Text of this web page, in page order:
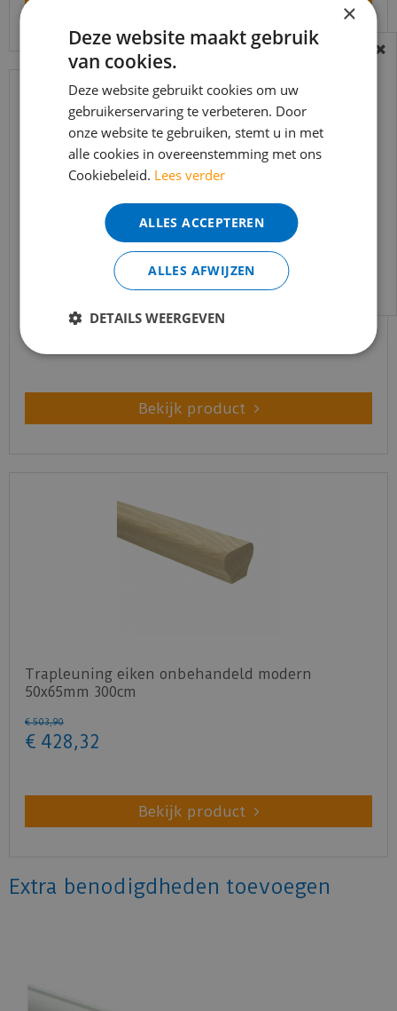
Trapleuning eik onbehandeld sleutelgat
40x60mm 350cm
€
Bekijk product
Trapleuning eiken onbehandeld modern
50x65mm 300cm
€ 503,90
€ 428,32
Bekijk product
Extra benodigdheden toevoegen
BEREIKBAARHEID
In verband met de vakantie periode zijn wij
t/m 14 augustus telefonisch helaas niet
bereikbaar.
Bestelling worden uiteraard verwerkt
echter iets minder snel dan wat je van ons
gewend bent.
Voor vragen kan je ons bereiken via
info@merkvloerenwinkel.nl
×
Deze website maakt gebruik
van cookies.
Deze website gebruikt cookies om uw
gebruikerservaring te verbeteren. Door
onze website te gebruiken, stemt u in met
alle cookies in overeenstemming met ons
Cookiebeleid. Lees verder
ALLES ACCEPTEREN
ALLES AFWIJZEN
DETAILS WEERGEVEN